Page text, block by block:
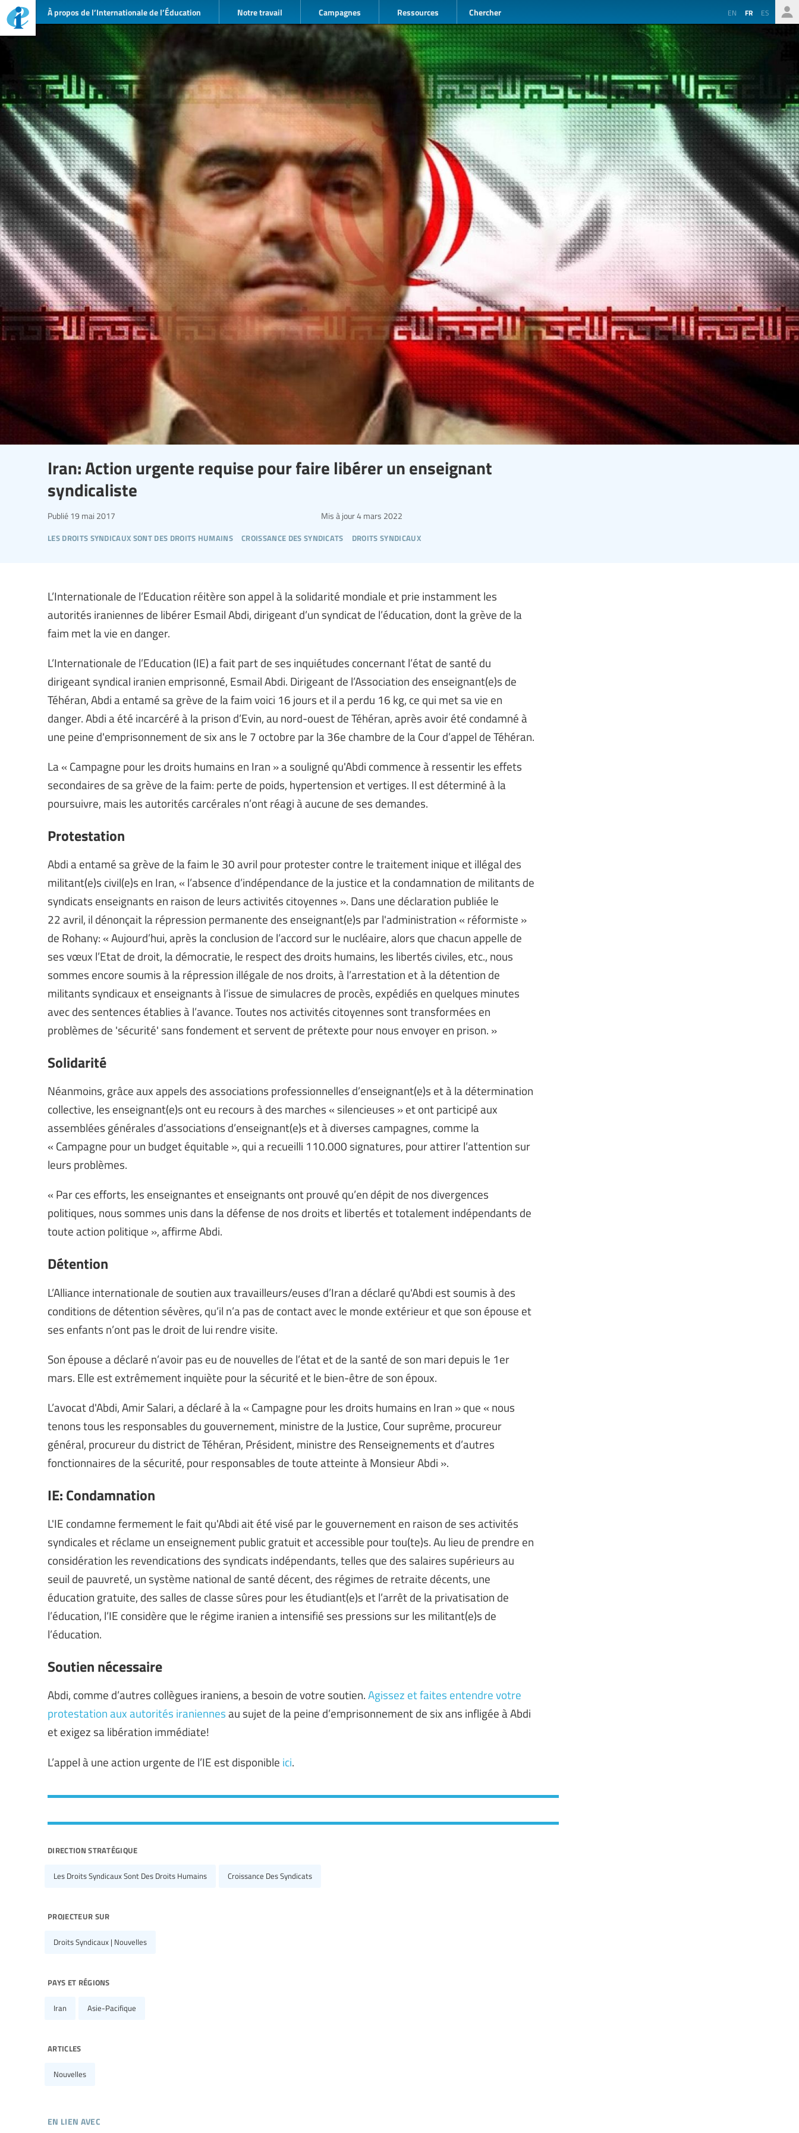
À propos de l’Internationale de l’Éducation Notre travail Campagnes Ressources Chercher EN FR ES
Iran: Action urgente requise pour faire libérer un enseignant
syndicaliste
les droits syndicaux sont des droits humains croissance des syndicats droits syndicaux
Publié 19 mai 2017 Mis à jour4 mars 2022
L’Internationale de l’Education réitère son appel à la solidarité mondiale et prie instamment les
autorités iraniennes de libérer Esmail Abdi, dirigeant d’un syndicat de l’éducation, dont la grève de la
faim met la vie en danger.
L’Internationale de l’Education (IE) a fait part de ses inquiétudes concernant l’état de santé du
dirigeant syndical iranien emprisonné, Esmail Abdi. Dirigeant de l’Association des enseignant(e)s de
Téhéran, Abdi a entamé sa grève de la faim voici 16 jours et il a perdu 16 kg, ce qui met sa vie en
danger. Abdi a été incarcéré à la prison d’Evin, au nord-ouest de Téhéran, après avoir été condamné à
une peine d'emprisonnement de six ans le 7 octobre par la 36e chambre de la Cour d’appel de Téhéran.
La « Campagne pour les droits humains en Iran » a souligné qu'Abdi commence à ressentir les effets
secondaires de sa grève de la faim: perte de poids, hypertension et vertiges. Il est déterminé à la
poursuivre, mais les autorités carcérales n’ont réagi à aucune de ses demandes.
Protestation
Abdi a entamé sa grève de la faim le 30 avril pour protester contre le traitement inique et illégal des
militant(e)s civil(e)s en Iran, « l’absence d’indépendance de la justice et la condamnation de militants de
syndicats enseignants en raison de leurs activités citoyennes ». Dans une déclaration publiée le
22 avril, il dénonçait la répression permanente des enseignant(e)s par l'administration « réformiste »
de Rohany: « Aujourd’hui, après la conclusion de l’accord sur le nucléaire, alors que chacun appelle de
ses vœux l’Etat de droit, la démocratie, le respect des droits humains, les libertés civiles, etc., nous
sommes encore soumis à la répression illégale de nos droits, à l’arrestation et à la détention de
militants syndicaux et enseignants à l’issue de simulacres de procès, expédiés en quelques minutes
avec des sentences établies à l’avance. Toutes nos activités citoyennes sont transformées en
problèmes de 'sécurité' sans fondement et servent de prétexte pour nous envoyer en prison. »
Solidarité
Néanmoins, grâce aux appels des associations professionnelles d’enseignant(e)s et à la détermination
collective, les enseignant(e)s ont eu recours à des marches « silencieuses » et ont participé aux
assemblées générales d’associations d’enseignant(e)s et à diverses campagnes, comme la
« Campagne pour un budget équitable », qui a recueilli 110.000 signatures, pour attirer l’attention sur
leurs problèmes.
« Par ces efforts, les enseignantes et enseignants ont prouvé qu’en dépit de nos divergences
politiques, nous sommes unis dans la défense de nos droits et libertés et totalement indépendants de
toute action politique », affirme Abdi.
Détention
L’Alliance internationale de soutien aux travailleurs/euses d’Iran a déclaré qu'Abdi est soumis à des
conditions de détention sévères, qu’il n’a pas de contact avec le monde extérieur et que son épouse et
ses enfants n’ont pas le droit de lui rendre visite.
Son épouse a déclaré n’avoir pas eu de nouvelles de l’état et de la santé de son mari depuis le 1er
mars. Elle est extrêmement inquiète pour la sécurité et le bien-être de son époux.
L’avocat d'Abdi, Amir Salari, a déclaré à la « Campagne pour les droits humains en Iran » que « nous
tenons tous les responsables du gouvernement, ministre de la Justice, Cour suprême, procureur
général, procureur du district de Téhéran, Président, ministre des Renseignements et d’autres
fonctionnaires de la sécurité, pour responsables de toute atteinte à Monsieur Abdi ».
IE: Condamnation
L'IE condamne fermement le fait qu'Abdi ait été visé par le gouvernement en raison de ses activités
syndicales et réclame un enseignement public gratuit et accessible pour tou(te)s. Au lieu de prendre en
considération les revendications des syndicats indépendants, telles que des salaires supérieurs au
seuil de pauvreté, un système national de santé décent, des régimes de retraite décents, une
éducation gratuite, des salles de classe sûres pour les étudiant(e)s et l’arrêt de la privatisation de
l’éducation, l’IE considère que le régime iranien a intensifié ses pressions sur les militant(e)s de
l’éducation.
Soutien nécessaire
Abdi, comme d’autres collègues iraniens, a besoin de votre soutien.Agissez et faites entendre votre
protestation aux autorités iraniennesau sujet de la peine d’emprisonnement de six ans infligée à Abdi
et exigez sa libération immédiate!
L’appel à une action urgente de l’IE est disponible ici.
direction stratégique
Les Droits Syndicaux Sont Des Droits Humains Croissance Des Syndicats
projecteur sur
Droits Syndicaux | Nouvelles
pays et régions
Iran Asie-Pacifique
articles
Nouvelles
en lien avec